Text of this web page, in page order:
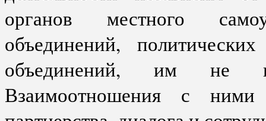
органов местного
объединений,
объединений, им не
Взаимоотношения с